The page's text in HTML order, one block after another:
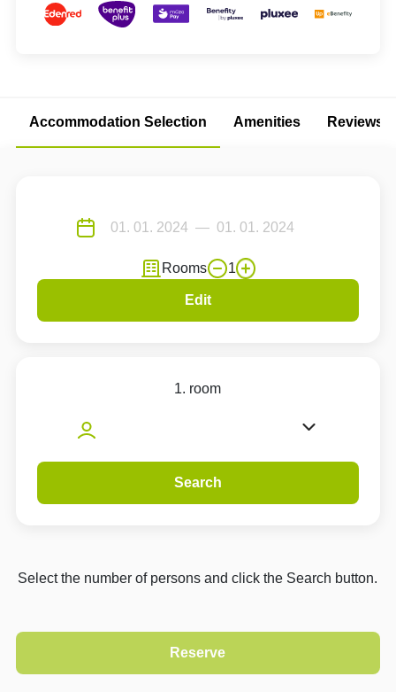
Accommodation Selection Amenities Reviews
Rooms 1
Edit
1. room
Search
Select the number of persons and click the Search button.